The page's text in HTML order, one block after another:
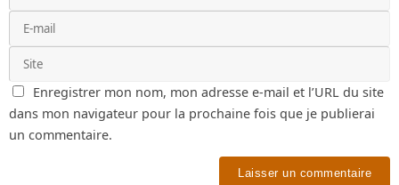
Enregistrer mon nom, mon adresse e-mail et l’URL du site
dans mon navigateur pour la prochaine fois que je publierai
un commentaire.